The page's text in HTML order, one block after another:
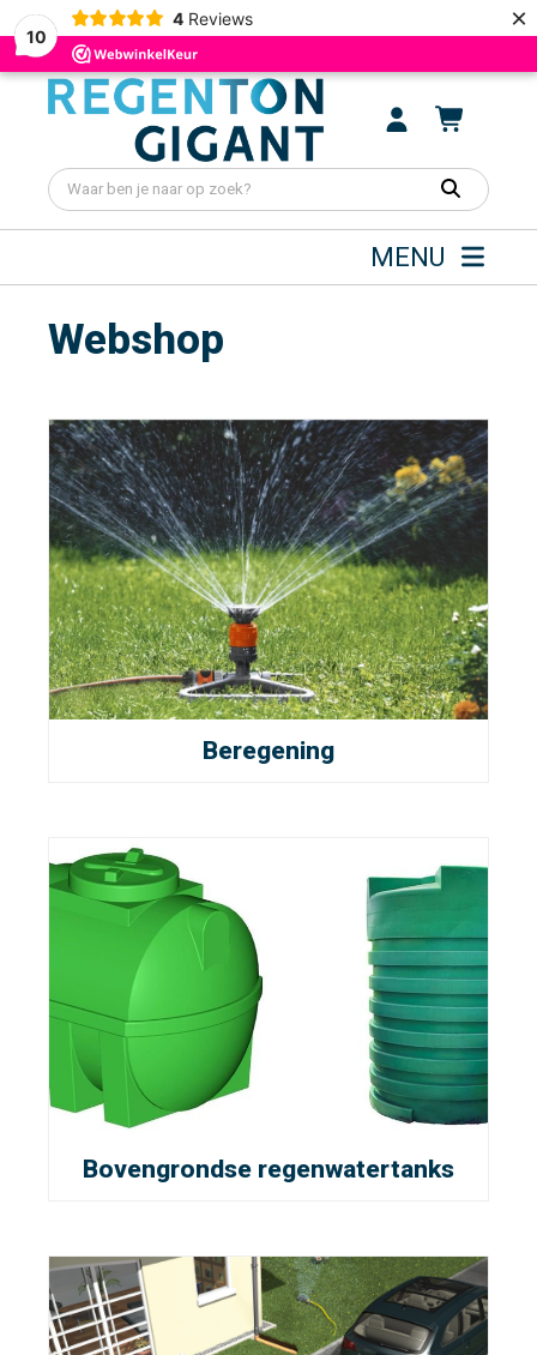
10
4 Reviews ×
MENU
Webshop
Beregening
Bovengrondse regenwatertanks